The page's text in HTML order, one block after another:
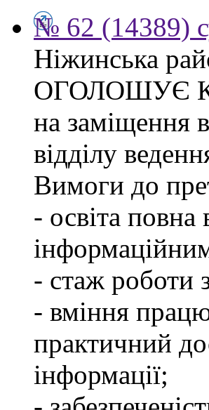
№ 62 (14389)
Ніжинська
ОГОЛОШУЄ
на заміщення
відділу
Вимоги до
- освіта
- стаж роботи
- вміння
практичний
інформації;